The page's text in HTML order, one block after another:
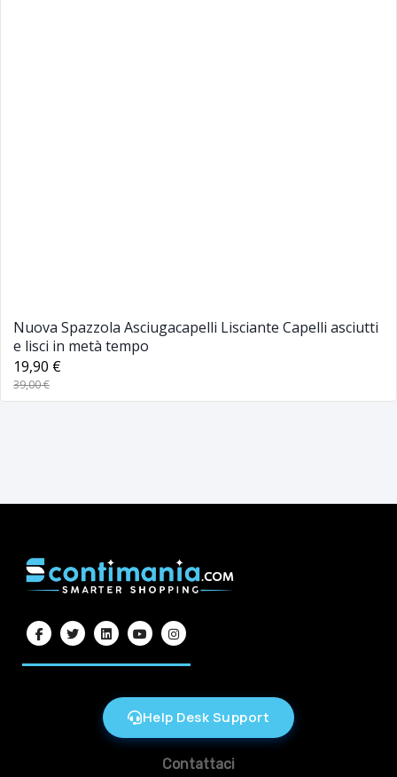
Nuova Spazzola Asciugacapelli Lisciante Capelli asciutti
e lisci in metà tempo
19,90 €
39,00 €
Help Desk Support
Contattaci